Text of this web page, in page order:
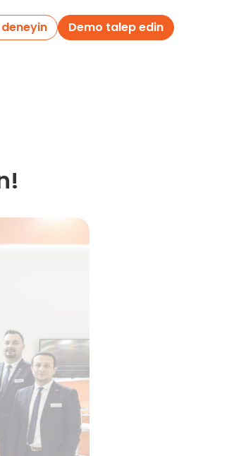
Demo talep edin